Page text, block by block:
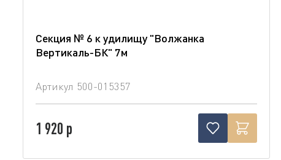
Секция № 6 к удилищу "Волжанка
Вертикаль-БК" 7м
Артикул 500-015357
1 920 р